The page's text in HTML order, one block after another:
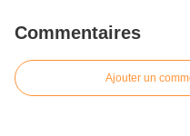
Commentaires
Ajouter un